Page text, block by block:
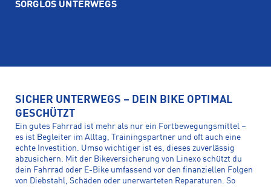
SORGLOS UNTERWEGS
SICHER UNTERWEGS – DEIN BIKE OPTIMAL
GESCHÜTZT
Ein gutes Fahrrad ist mehr als nur ein Fortbewegungsmittel –
es ist Begleiter im Alltag, Trainingspartner und oft auch eine
echte Investition. Umso wichtiger ist es, dieses zuverlässig
abzusichern. Mit der Bikeversicherung von Linexo schützt du
dein Fahrrad oder E-Bike umfassend vor den finanziellen Folgen
von Diebstahl, Schäden oder unerwarteten Reparaturen. So